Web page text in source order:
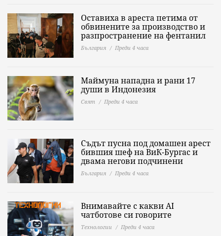
Оставиха в ареста петима от
обвинените за производство и
разпространение на фентанил
България Преди 4 часа
Маймуна нападна и рани 17
души в Индонезия
Свят Преди 4 часа
Съдът пусна под домашен арест
бившия шеф на ВиК-Бургас и
двама негови подчинени
България Преди 4 часа
Внимавайте с какви AI
чатботове си говорите
Технологии Преди 4 часа